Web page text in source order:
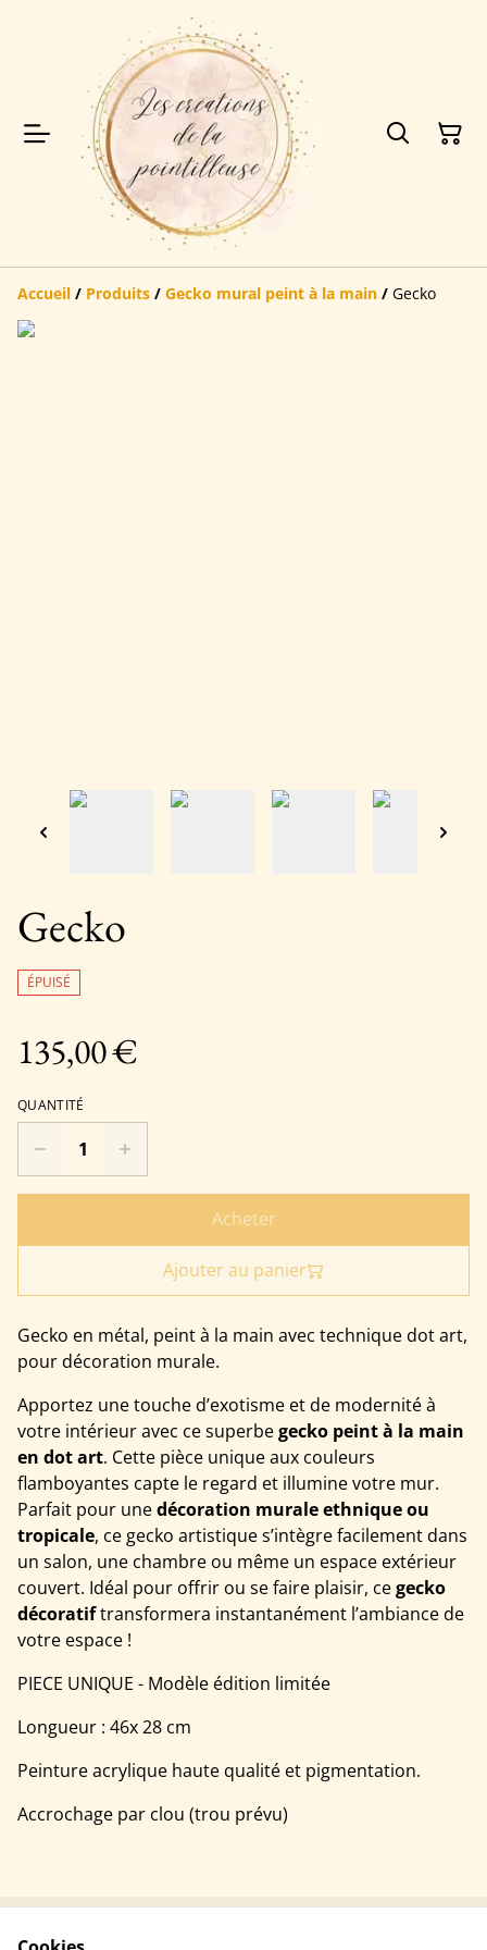
Accueil / Produits / Gecko mural peint à la main / Gecko
Gecko
ÉPUISÉ
135,00 €
QUANTITÉ
Acheter
Ajouter au panier
Gecko en métal, peint à la main avec technique dot art,
pour décoration murale.
Apportez une touche d’exotisme et de modernité à
votre intérieur avec ce superbegecko peint à la main
en dot art. Cette pièce unique aux couleurs
flamboyantes capte le regard et illumine votre mur.
Parfait pour unedécoration murale ethnique ou
tropicale, ce gecko artistique s’intègre facilement dans
un salon, une chambre ou même un espace extérieur
couvert. Idéal pour offrir ou se faire plaisir, cegecko
décoratiftransformera instantanément l’ambiance de
votre espace !
PIECE UNIQUE - Modèle édition limitée
Longueur : 46x 28 cm
Peinture acrylique haute qualité et pigmentation.
Accrochage par clou (trou prévu)